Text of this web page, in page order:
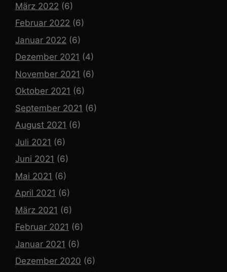
März 2022 (6)
Februar 2022 (6)
Januar 2022 (6)
Dezember 2021 (4)
November 2021 (6)
Oktober 2021 (6)
September 2021 (6)
August 2021 (6)
Juli 2021 (6)
Juni 2021 (6)
Mai 2021 (6)
April 2021 (6)
März 2021 (6)
Februar 2021 (6)
Januar 2021 (6)
Dezember 2020 (6)